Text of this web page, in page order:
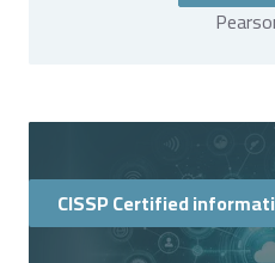
CISSP Certified